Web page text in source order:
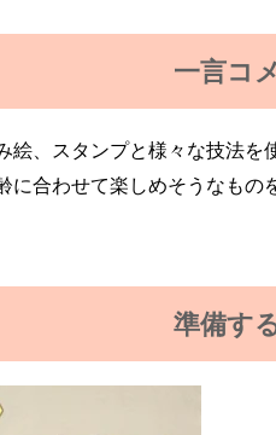
一言コ
絵、スタンプと様々な技法
に合わせて楽しめそうなも
準備す